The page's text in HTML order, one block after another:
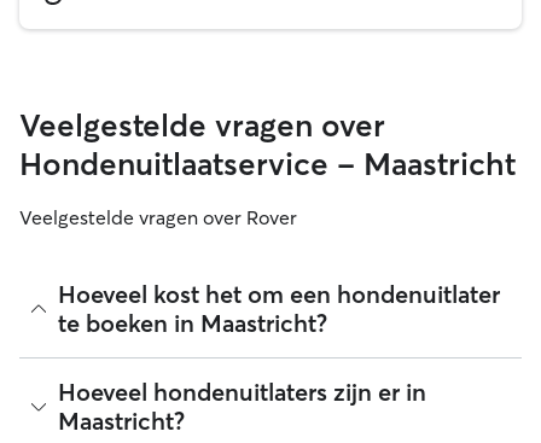
Veelgestelde vragen over
Hondenuitlaatservice - Maastricht
Veelgestelde vragen over Rover
Hoeveel kost het om een hondenuitlater
te boeken in Maastricht?
Hondenuitlaters mogen op Rover zelf hun tarief bepalen. De
gemiddelde kosten voor het inhuren van een hondenuitlater
in Maastricht op Rover bedroegen in augustus 2026
Hoeveel hondenuitlaters zijn er in
Maastricht?